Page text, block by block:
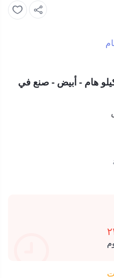
ملابس حوضين 12 كيلو هام - أبيض - صنع في